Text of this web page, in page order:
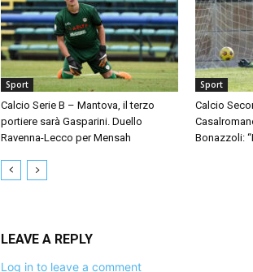
Sport
Calcio Serie B – Mantova, il terzo
portiere sarà Gasparini. Duello
Ravenna-Lecco per Mensah
Sport
Calcio
Bonazzoli:
LEAVE A REPLY
Log in to leave a comment